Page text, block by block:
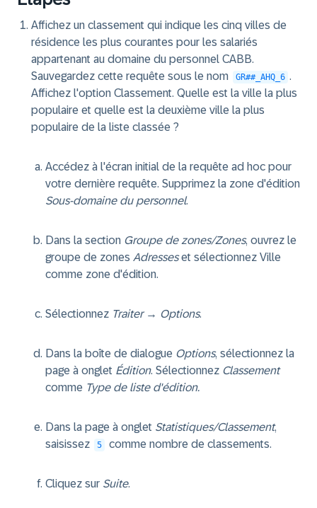
Affichez un classement qui indique les cinq villes de
résidence les plus courantes pour les salariés
appartenant au domaine du personnel CABB.
Sauvegardez cette requête sous le nom
GR##_AHQ_6 .
Affichez l'option Classement. Quelle est la ville la plus
populaire et quelle est la deuxième ville la plus
populaire de la liste classée ?
Accédez à l'écran initial de la requête ad hoc pour
votre dernière requête. Supprimez la zone d'édition
Sous-domaine du personnel.
Dans la section Groupe de zones/Zones, ouvrez le
groupe de zones Adresseset sélectionnez Ville
comme zone d'édition.
Sélectionnez Traiter → Options.
Dans la boîte de dialogue Options, sélectionnez la
page à onglet Édition. Sélectionnez Classement
comme Type de liste d'édition.
Dans la page à onglet Statistiques/Classement,
saisissez
5 comme nombre de classements.
Cliquez sur Suite.